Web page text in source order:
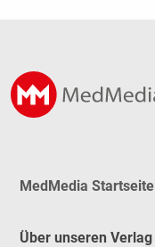
MedMedia Startseite
Über unseren Verlag